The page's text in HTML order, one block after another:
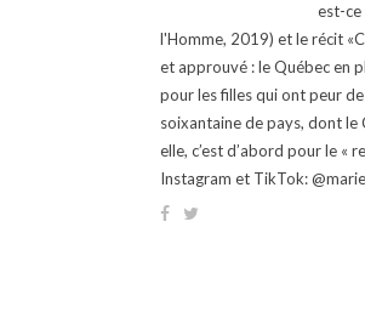
est-ce
l'Homme, 2019) et le récit
et approuvé : le Québec en
pour les filles qui ont peur
soixantaine de pays, dont le
elle, c’est d’abord pour le «
Instagram et TikTok: